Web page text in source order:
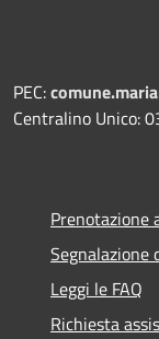
PEC:
Centralino Unico:
Prenotazione
Segnalazione
Leggi le FAQ
Richiesta